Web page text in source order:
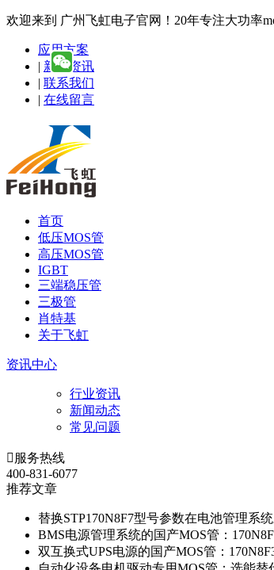
欢迎来到 广州飞虹电子官网！20年专注大功率
应用方案
| 新闻资讯
| 联系我们
| 在线留言
首页
低压MOS管
高压MOS管
IGBT
三端稳压管
三极管
肖特基
关于飞虹
资讯中心
行业资讯
新闻动态
常见问题
 服务热线
400-831-6077
推荐文章
替换STP170N8F7型号参数在电池管理系
BMS电源管理系统的国产MOS管：
双互换式UPS电源的国产MOS管：